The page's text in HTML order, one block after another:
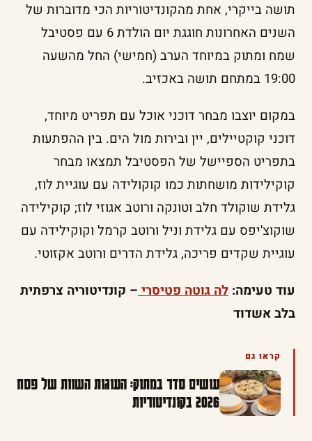
תושה בייקרי, אחת מהקונדיטוריות הכי מדוברות של
השנים האחרונות חוגגת יום הולדת 6 עם פסטיבל
שמח ומתוק במיוחד הערב (חמישי) החל מהשעה
19:00 במתחם תושה באכזיב.
במקום יוצבו מבחר דוכני אוכל עם תפריט מיוחד,
דוכני קוקטיילים, יין ובירות מול הים. בין ההפתעות
בתפריט הספיישל של הפסטיבל תמצאו מבחר
קוקילידות מושחתות כמו קוקולידה עם עוגיית לוז,
גלידת שוקולד חלב וטונקה ורוטב אגוזי לוז; קוקילידה
שוקוצ'יפס עם גלידת וניל ורוטב קרמל וקוקילידה עם
עוגיית שקדים פריכה, גלידת הדרים ורוטב אקזוטי.
עוד טעימה: לה גוטה פטיסרי– קונדיטוריה צרפתית
בלב אשדוד
קראו גם
עושים סדר במתוק: העוגות השוות של פסח
2026 בקונדיטוריות